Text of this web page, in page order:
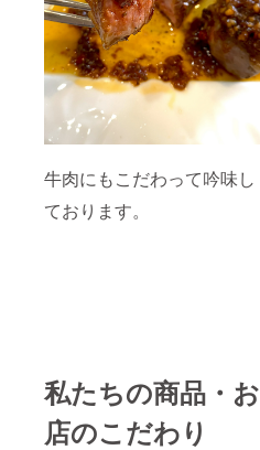
牛肉にもこだわって吟味し
ております。
私たちの商品・お
店のこだわり